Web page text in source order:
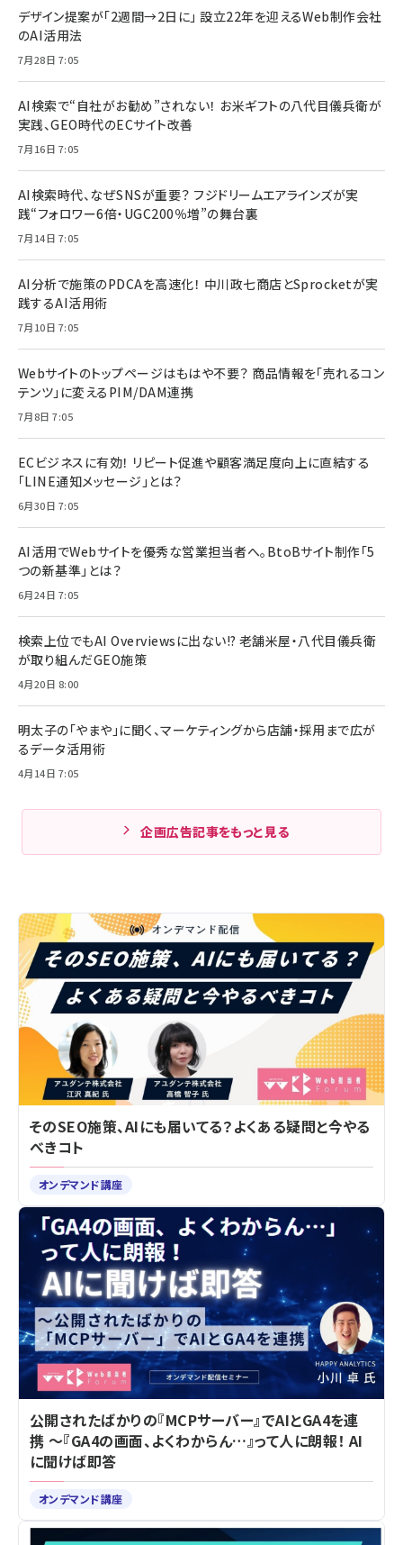
デザイン提案が「2週間→2日に」 設立22年を迎えるWeb制作会社
のAI活用法
7月28日 7:05
AI検索で“自社がお勧め”されない！ お米ギフトの八代目儀兵衛が
実践、GEO時代のECサイト改善
7月16日 7:05
AI検索時代、なぜSNSが重要？ フジドリームエアラインズが実
践“フォロワー6倍・UGC200％増”の舞台裏
7月14日 7:05
AI分析で施策のPDCAを高速化！ 中川政七商店とSprocketが実
践するAI活用術
7月10日 7:05
Webサイトのトップページはもはや不要？ 商品情報を「売れるコン
テンツ」に変えるPIM/DAM連携
7月8日 7:05
ECビジネスに有効！ リピート促進や顧客満足度向上に直結する
「LINE通知メッセージ」とは？
6月30日 7:05
AI活用でWebサイトを優秀な営業担当者へ。BtoBサイト制作「5
つの新基準」とは？
6月24日 7:05
検索上位でもAI Overviewsに出ない!? 老舗米屋・八代目儀兵衛
が取り組んだGEO施策
4月20日 8:00
明太子の「やまや」に聞く、マーケティングから店舗・採用まで広が
るデータ活用術
4月14日 7:05
企画広告記事をもっと見る
そのSEO施策、AIにも届いてる？よくある疑問と今やる
べきコト
オンデマンド講座
公開されたばかりの『MCPサーバー』でAIとGA4を連
携 ～『GA4の画面、よくわからん…』って人に朗報！ AI
に聞けば即答
オンデマンド講座